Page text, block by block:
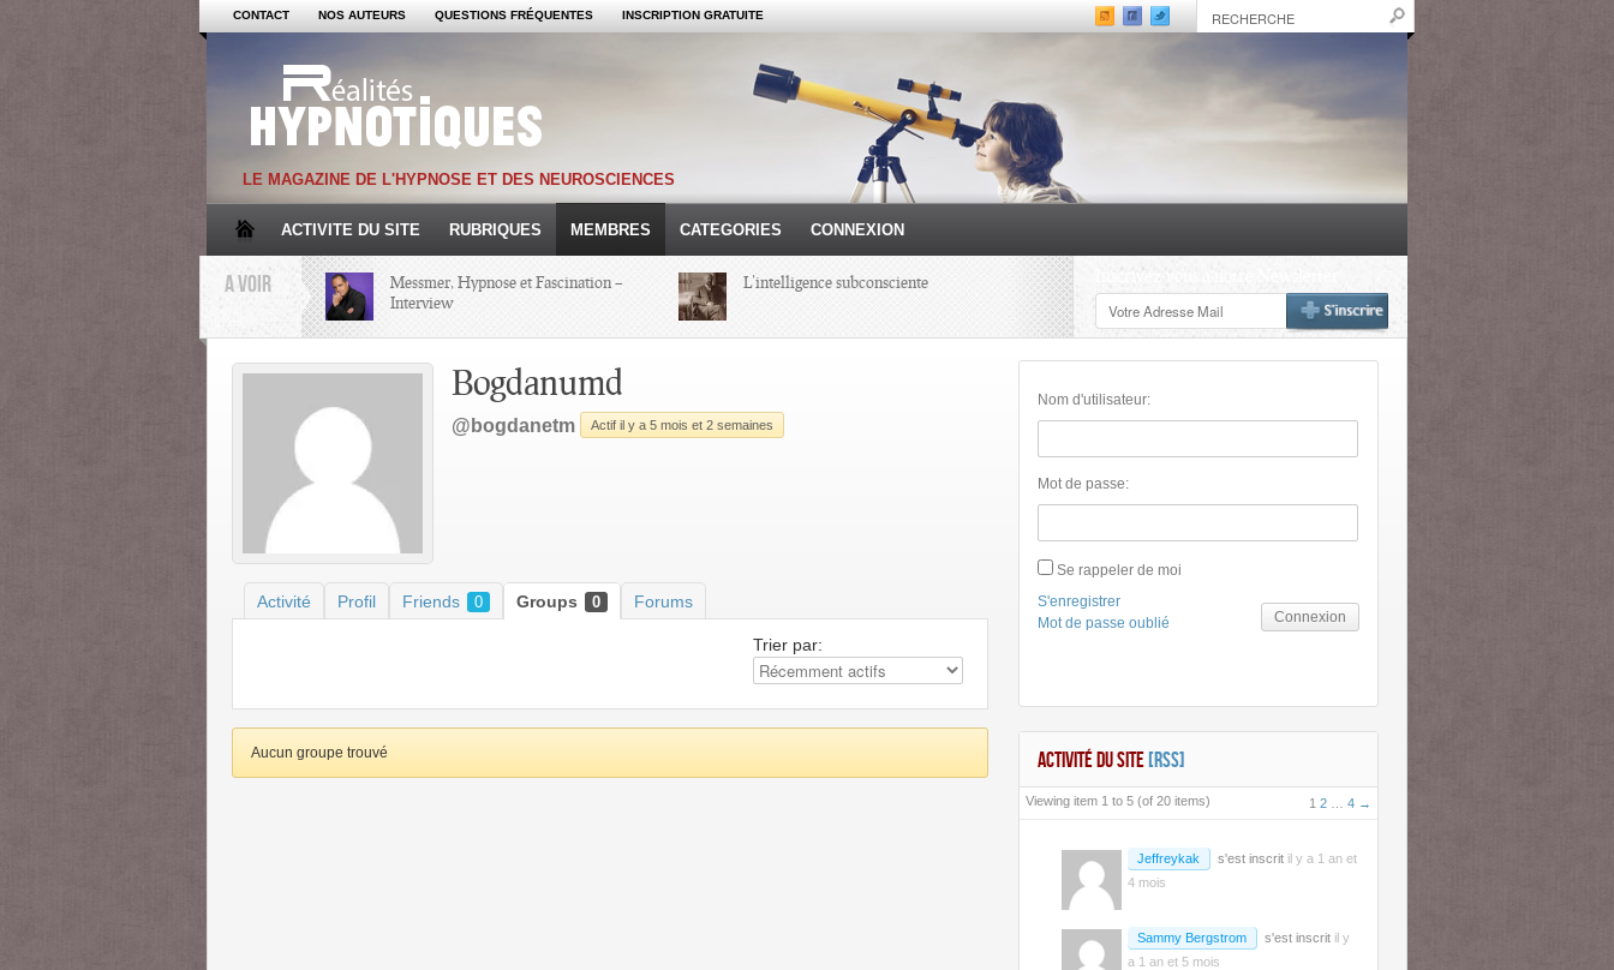
CONTACT NOS AUTEURS QUESTIONS FRÉQUENTES INSCRIPTION GRATUITE
LE MAGAZINE DE L'HYPNOSE ET DES NEUROSCIENCES
ACTIVITE DU SITE RUBRIQUES MEMBRES CATEGORIES CONNEXION
A VOIR
Messmer, Hypnose et Fascination –
Interview
L’intelligence subconsciente
Mémoire et Hypnose
Inscrivez-vous à notre Newsletter
Bogdanumd
@bogdanetm Actif il y a 5 mois et 2 semaines
Activité Profil Friends 0 Groups 0 Forums
Trier par:
Aucun groupe trouvé
Nom d'utilisateur:
Mot de passe:
Se rappeler de moi
Connexion
S'enregistrer
Mot de passe oublié
ACTIVITÉ DU SITE [RSS]
Viewing item 1 to 5 (of 20 items) 1 2 4 →
Jeffreykak s'est inscrit il y a 1 an et
4 mois
Sammy Bergstrom s'est inscrit il y
a 1 an et 5 mois